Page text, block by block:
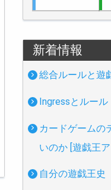
新着情報
総合ルールと遊
Ingressとルール
カードゲームの
いのか [遊戯王
自分の遊戯王史